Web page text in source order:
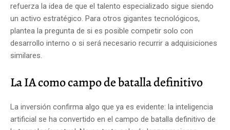
refuerza la idea de que el talento especializado sigue siendo
un activo estratégico. Para otros gigantes tecnológicos,
plantea la pregunta de si es posible competir solo con
desarrollo interno o si será necesario recurrir a adquisiciones
similares.
La IA como campo de batalla definitivo
La inversión confirma algo que ya es evidente: la inteligencia
artificial se ha convertido en el campo de batalla definitivo de